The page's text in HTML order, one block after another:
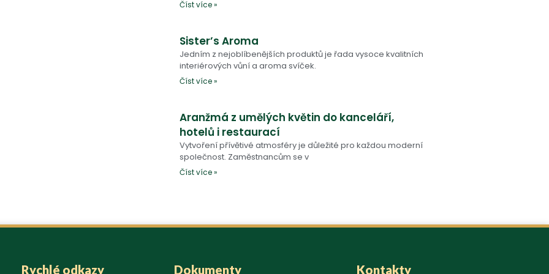
Číst více »
Sister’s Aroma
Jedním z nejoblíbenějších produktů je řada vysoce kvalitních
interiérových vůní a aroma svíček.
Číst více »
Aranžmá z umělých květin do kanceláří,
hotelů i restaurací
Vytvoření přívětivé atmosféry je důležité pro každou moderní
společnost. Zaměstnancům se v
Číst více »
Rychlé odkazy Dokumenty Kontakty